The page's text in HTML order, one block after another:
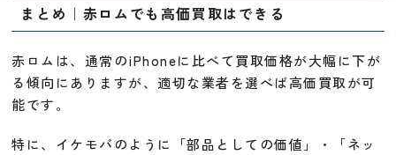
まとめ｜赤ロムでも高価買取はできる
赤ロムは、通常のiPhoneに比べて買取価格が大幅に下が
る傾向にありますが、適切な業者を選べば高価買取が可
能です。
特に、イケモバのように「部品としての価値」・「ネッ